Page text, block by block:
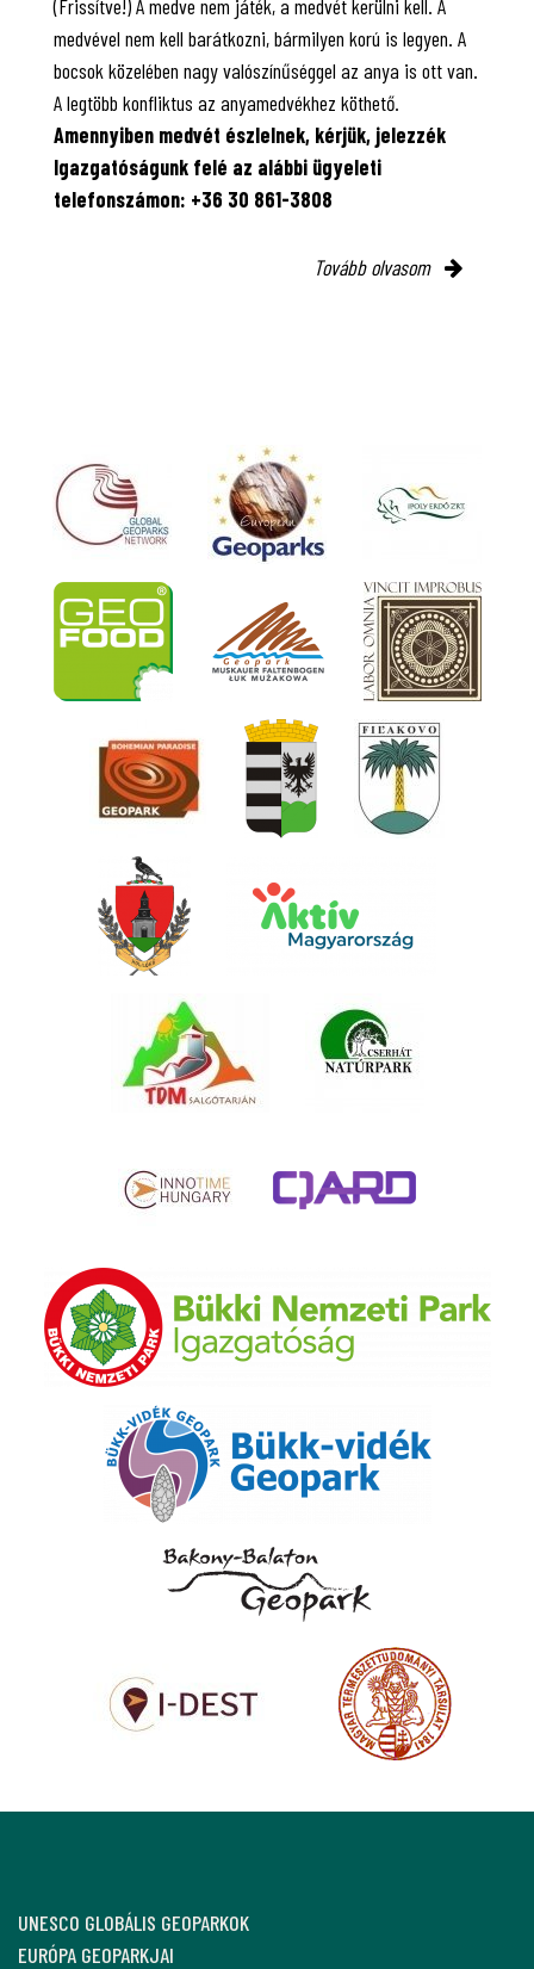
(Frissítve!) A medve nem játék, a medvét kerülni kell. A
medvével nem kell barátkozni, bármilyen korú is legyen. A
bocsok közelében nagy valószínűséggel az anya is ott van.
A legtöbb konfliktus az anyamedvékhez köthető.
Amennyiben medvét észlelnek, kérjük, jelezzék
Igazgatóságunk felé az alábbi ügyeleti
telefonszámon: +36 30 861-3808
Tovább olvasom
UNESCO GLOBÁLIS GEOPARKOK
EURÓPA GEOPARKJAI